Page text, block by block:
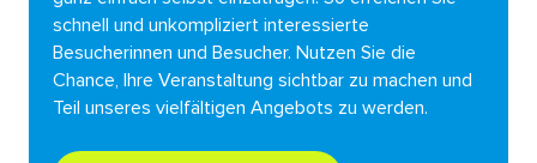
schnell und unkompliziert interessierte
Besucherinnen und Besucher. Nutzen Sie die
Chance, Ihre Veranstaltung sichtbar zu machen und
Teil unseres vielfältigen Angebots zu werden.